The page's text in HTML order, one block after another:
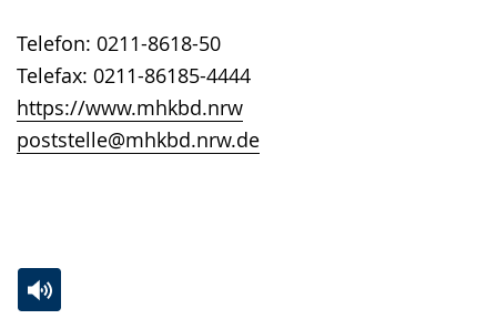
Telefon: 0211-8618-50
Telefax: 0211-86185-4444
https://www.mhkbd.nrw
poststelle@mhkbd.nrw.de